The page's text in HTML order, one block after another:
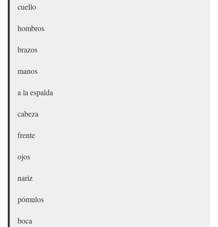
cuello
hombros
brazos
manos
a la espalda
cabeza
frente
ojos
nariz
pómulos
boca